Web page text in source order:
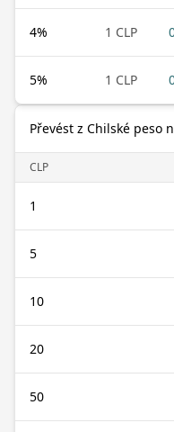
4% 1 CLP
5% 1 CLP
Převést z Chilské peso
CLP
1
5
10
20
50